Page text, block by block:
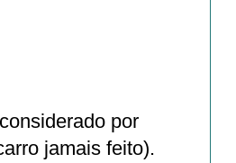
por
jamais feito).